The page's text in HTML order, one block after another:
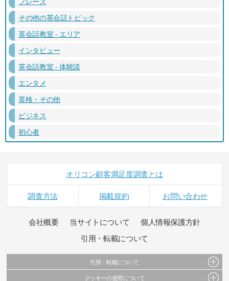
その他の英会話トピック
英会話教室 - エリア
インタビュー
英会話教室 - 体験談
エンタメ
英検・その他
ビジネス
初心者
オリコン顧客満足度調査とは
調査方法 掲載規約 お問い合わせ
会社概要 当サイトについて
個人情報保護方針
引用・転載について
引用・転載について
当サイトで公開されている情報（文字、写真、イラスト、画像データ等）及びこれらの配
クッキーの使用について